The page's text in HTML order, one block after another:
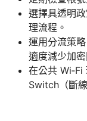
選擇具透明
理流程。
運用分流策
適度減少加密
在公共
Switch（斷